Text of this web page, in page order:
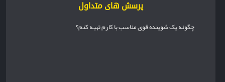
پرسش های متداول
چگونه یک شوینده قوی مناسب با کارم تهیه کنم؟